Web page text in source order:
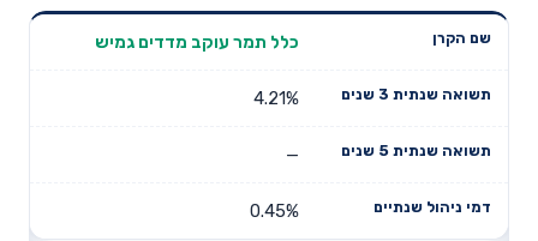
שנים
תשואה
כלל תמר עוקב מדדים גמיש
4.21%
—
0.45%